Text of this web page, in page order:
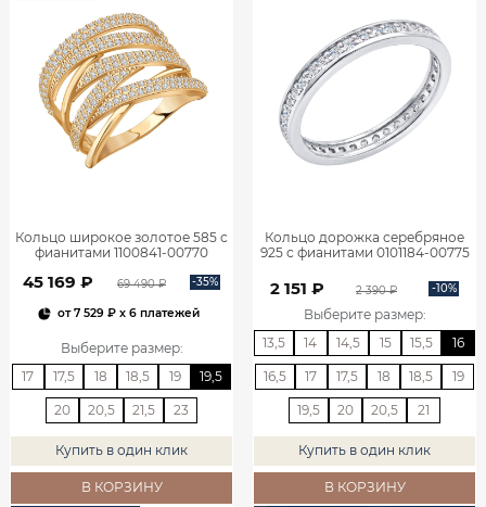
Кольцо широкое золотое 585 с
фианитами 1100841-00770
45 169 ₽ 69 490 ₽ -35%
от7 529 ₽x 6 платежей
Выберите размер:
17
17,5 18 18,5 19 19,5
20 20,5 21,5 23
Купить в один клик
В КОРЗИНУ
Кольцо дорожка серебряное
925 с фианитами 0101184-00775
2 151 ₽ 2 390 ₽ -10%
Выберите размер:
13,5
14 14,5 15 15,5 16
16,5 17 17,5 18 18,5 19
19,5 20 20,5 21
Купить в один клик
В КОРЗИНУ